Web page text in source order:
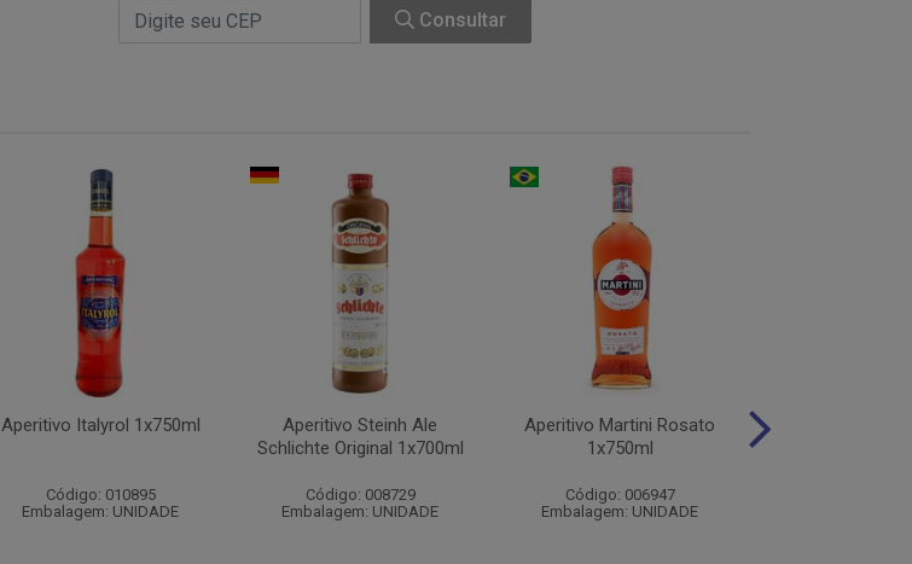
Consultar
Aperitivo Italyrol 1x750ml
Código: 010895
Embalagem: UNIDADE
Aperitivo Steinh Ale
Schlichte Original 1x700ml
Código: 008729
Embalagem: UNIDADE
Aperitivo Martini Rosato
1x750ml
Código: 006947
Embalagem: UNIDADE